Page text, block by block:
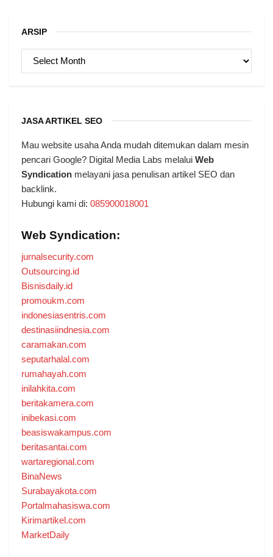
ARSIP
ARSIP
JASA ARTIKEL SEO
Mau website usaha Anda mudah ditemukan dalam mesin
pencari Google? Digital Media Labs melalui Web
Syndication melayani jasa penulisan artikel SEO dan
backlink.
Hubungi kami di: 085900018001
Web Syndication:
jurnalsecurity.com
Outsourcing.id
Bisnisdaily.id
promoukm.com
indonesiasentris.com
destinasiindnesia.com
caramakan.com
seputarhalal.com
rumahayah.com
inilahkita.com
beritakamera.com
inibekasi.com
beasiswakampus.com
beritasantai.com
wartaregional.com
BinaNews
Surabayakota.com
Portalmahasiswa.com
Kirimartikel.com
MarketDaily